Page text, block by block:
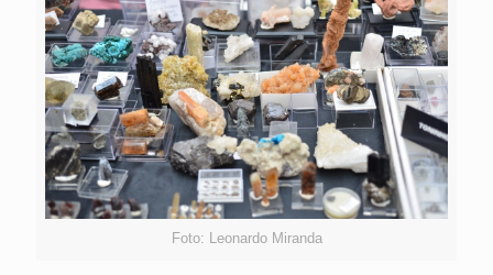
Foto: Leonardo Miranda